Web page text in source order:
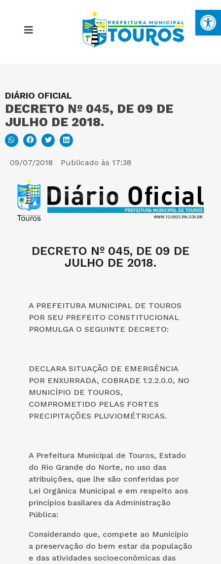
DIÁRIO OFICIAL
DECRETO Nº 045, DE 09 DE
JULHO DE 2018.
09/07/2018 Publicado às 17:38
DECRETO Nº 045, DE 09 DE
JULHO DE 2018.
A PREFEITURA MUNICIPAL DE TOUROS
POR SEU PREFEITO CONSTITUCIONAL
PROMULGA O SEGUINTE DECRETO:
DECLARA SITUAÇÃO DE EMERGÊNCIA
POR ENXURRADA, COBRADE 1.2.2.0.0, NO
MUNICÍPIO DE TOUROS,
COMPROMETIDO PELAS FORTES
PRECIPITAÇÕES PLUVIOMÉTRICAS.
A Prefeitura Municipal de Touros, Estado
do Rio Grande do Norte, no uso das
atribuições, que lhe são conferidas por
Lei Orgânica Municipal e em respeito aos
princípios basilares da Administração
Pública:
Considerando que, compete ao Município
a preservação do bem estar da população
e das atividades socioeconômicas das
MAPA DO SITE
PORTAL DA TRANSPARÊNCIA
E-SIC
PERGUNTAS FREQUENTES